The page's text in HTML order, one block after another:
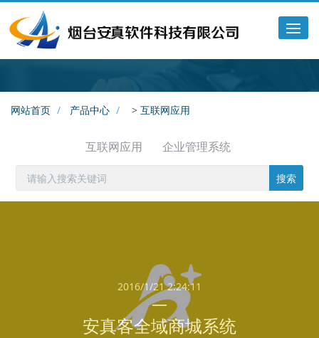
网站首页 产品中心 > 互联网应用
互联网应用 企业管理系统
搜索
2016/1/21 2:24:11
安真客全域商城系统